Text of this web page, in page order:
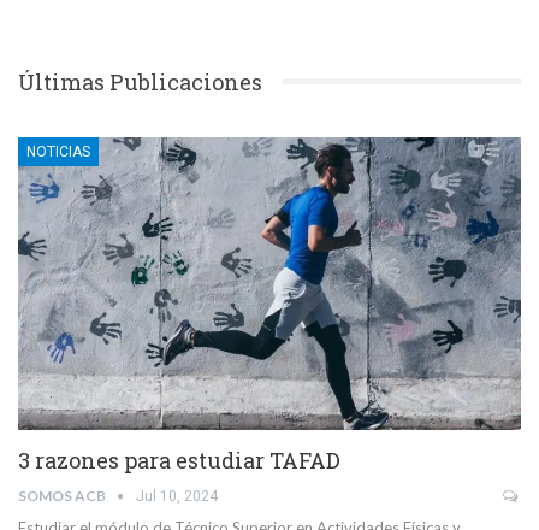
Últimas Publicaciones
NOTICIAS
3 razones para estudiar TAFAD
SOMOS ACB Jul 10, 2024